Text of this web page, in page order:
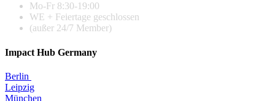
Mo-Fr 8:30-19:00
WE + Feiertage geschlossen
(außer 24/7 Member)
Impact Hub Germany
Berlin
Leipzig
München